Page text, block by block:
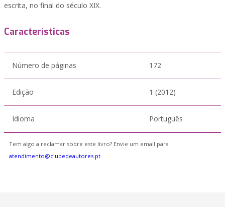
escrita, no final do século XIX.
Características
Número de páginas 172
Edição 1 (2012)
Idioma Português
Tem algo a reclamar sobre este livro? Envie um email para
atendimento@clubedeautores.pt